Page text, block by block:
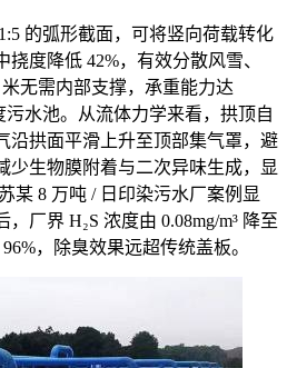
的弧形截面，可将竖向荷载转化
度降低 42%，有效分散风雪、
无需内部支撑，承重能力达
污水池。从流体力学来看，拱顶自
沿拱面平滑上升至顶部集气罩，避
少生物膜附着与二次异味生成，显
某 8 万吨 / 日印染污水厂案例显
厂界 H₂S 浓度由 0.08mg/m³ 降至
，除臭效果远超传统盖板。